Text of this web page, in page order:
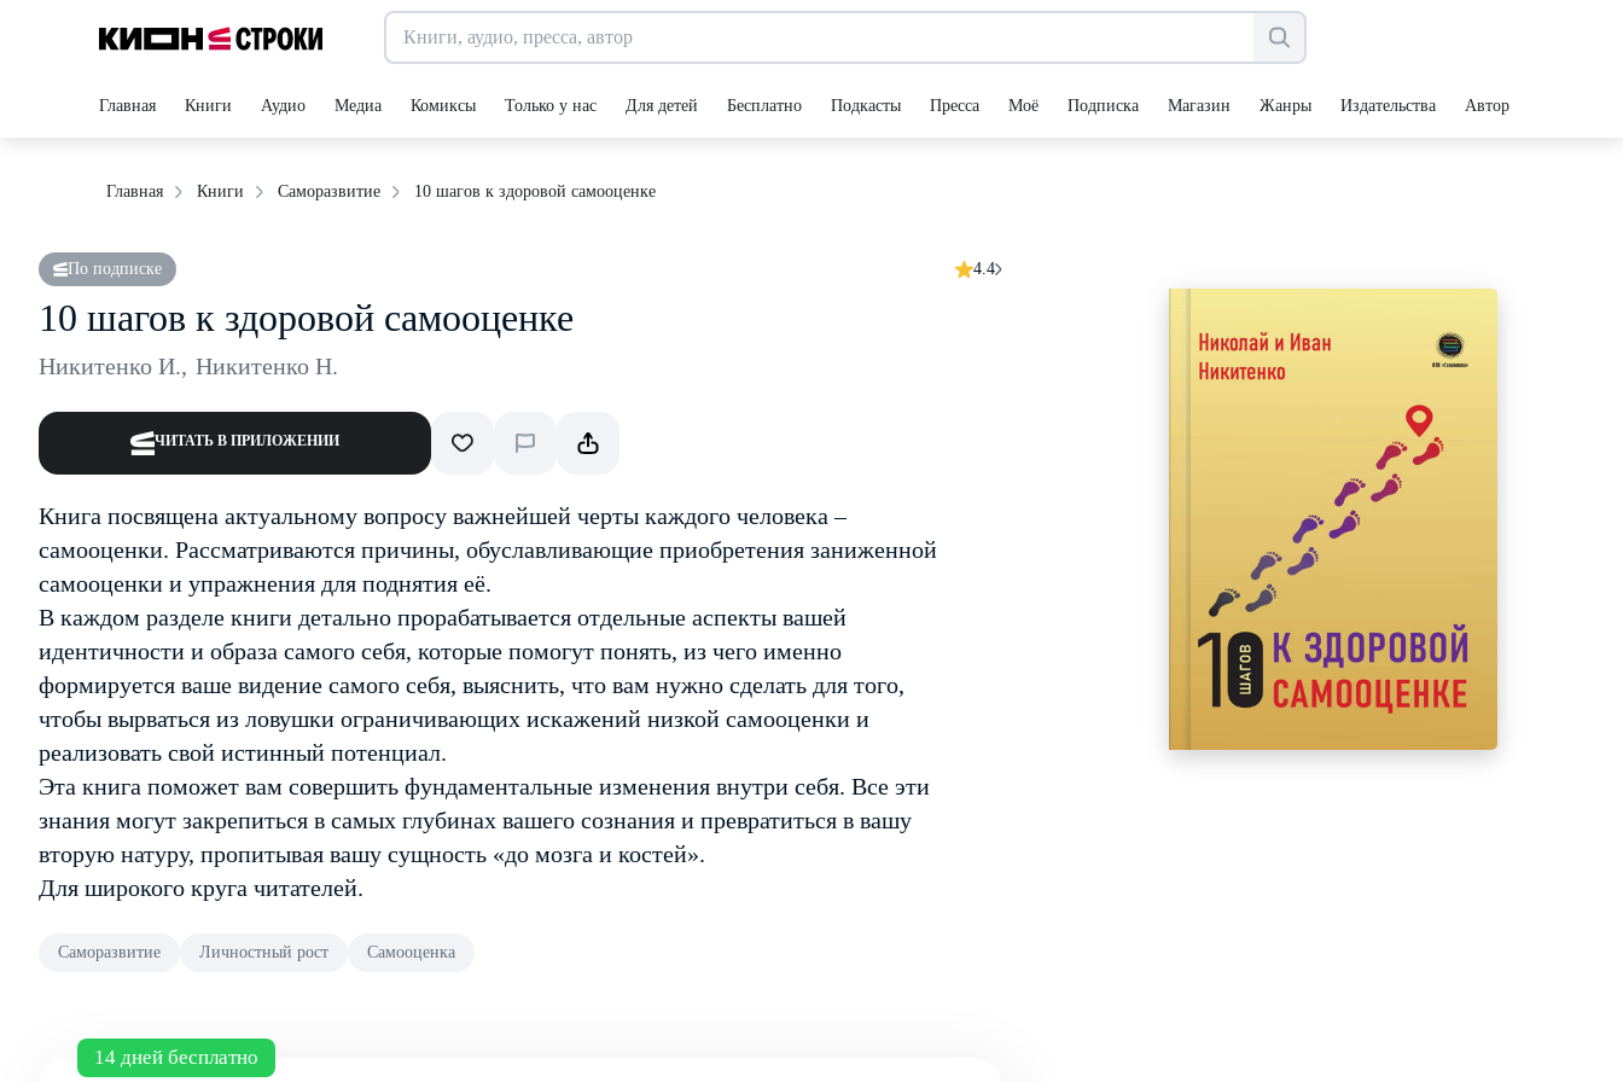
Главная Книги Аудио Медиа Комиксы Только у нас Для детей Бесплатно Подкасты Пресса Моё Подписка Магазин Жанры Издательства Авторы
Главная Книги Саморазвитие 10 шагов к здоровой самооценке
По подписке 4.4
10 шагов к здоровой самооценке
Никитенко И., Никитенко Н.
ЧИТАТЬ В ПРИЛОЖЕНИИ
Книга посвящена актуальному вопросу важнейшей черты каждого человека –
самооценки. Рассматриваются причины, обуславливающие приобретения заниженной
самооценки и упражнения для поднятия её.
В каждом разделе книги детально прорабатывается отдельные аспекты вашей
идентичности и образа самого себя, которые помогут понять, из чего именно
формируется ваше видение самого себя, выяснить, что вам нужно сделать для того,
чтобы вырваться из ловушки ограничивающих искажений низкой самооценки и
реализовать свой истинный потенциал.
Эта книга поможет вам совершить фундаментальные изменения внутри себя. Все эти
знания могут закрепиться в самых глубинах вашего сознания и превратиться в вашу
вторую натуру, пропитывая вашу сущность «до мозга и костей».
Для широкого круга читателей.
Саморазвитие Личностный рост Самооценка
14 дней бесплатно